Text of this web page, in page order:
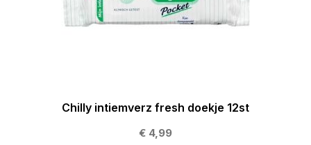
Chilly intiemverz fresh doekje 12st
€ 4,99